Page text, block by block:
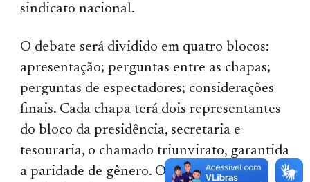
sindicato nacional.
O debate será dividido em quatro blocos:
apresentação; perguntas entre as chapas;
perguntas de espectadores; considerações
finais. Cada chapa terá dois representantes
do bloco da presidência, secretaria e
tesouraria, o chamado triunvirato, garantida
a paridade de gênero. O debate será